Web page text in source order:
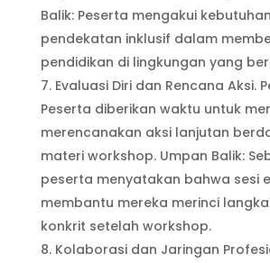
Balik: Peserta mengakui
pendekatan inklusif dalam
pendidikan di lingkungan yang
Evaluasi Diri dan Rencana Aksi.
Peserta diberikan waktu untuk
merencanakan aksi lanjutan
materi workshop. Umpan Balik:
peserta menyatakan bahwa sesi
membantu mereka merinci
konkrit setelah workshop.
Kolaborasi dan Jaringan